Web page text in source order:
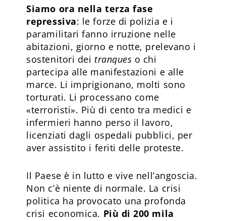
Siamo ora nella terza fase
repressiva: le forze di polizia e i
paramilitari fanno irruzione nelle
abitazioni, giorno e notte, prelevano i
sostenitori dei tranques o chi
partecipa alle manifestazioni e alle
marce. Li imprigionano, molti sono
torturati. Li processano come
«terroristi». Più di cento tra medici e
infermieri hanno perso il lavoro,
licenziati dagli ospedali pubblici, per
aver assistito i feriti delle proteste.
Il Paese è in lutto e vive nel­l’angoscia.
Non c’è niente di normale. La crisi
politica ha provocato una profonda
crisi economica. Più di 200 mila